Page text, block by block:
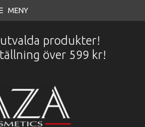
MENY
produkter!
över 599 kr!